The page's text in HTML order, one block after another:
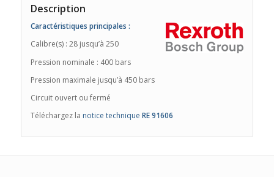
Description
Caractéristiques principales :
Calibre(s) : 28 jusqu’à 250
Pression nominale : 400 bars
Pression maximale jusqu’à 450 bars
Circuit ouvert ou fermé
Téléchargez la notice technique RE 91606